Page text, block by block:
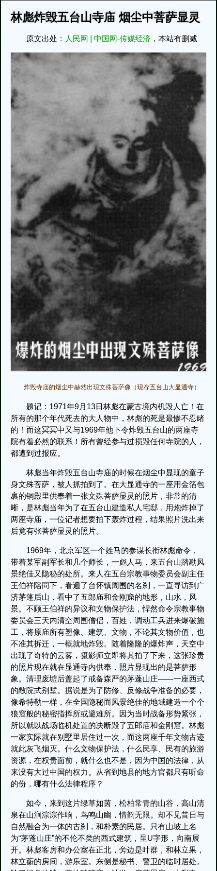
林彪炸毁五台山寺庙 烟尘中菩萨显灵
原文出处： 人民网 | 中国网-传媒经济 ，本站有删减
炸毁寺庙的烟尘中赫然出现文殊菩萨像（现存五台山大显通寺）
题记：1971年9月13日林彪在蒙古境内机毁人亡！在
所有的那个年代死去的大人物中，林彪的死是最惨不忍睹
的！而这冥冥中又与1969年他下令炸毁五台山的两座寺
院有着必然的联系！所有曾经参与过损毁任何寺院的人，
都遭到过报应。
林彪当年炸毁五台山寺庙的时候在烟尘中显现的童子
身文殊菩萨，被人抓拍到了。在大显通寺的一座用金箔包
裹的铜殿里供奉着一张文殊菩萨显灵的照片，非常的清
晰，是林彪当年为了在五台山建造私人宅邸，用炮炸掉了
两座寺庙，一位记者想要拍下轰炸过程，结果照片洗出来
后竟有张菩萨显灵的照片。
1969年，北京军区一个姓马的参谋长衔林彪命令，
带着某军副军长和几个师长，一彪人马，来五台山踏勘风
景绝佳又隐秘的处所。来人在五台宗教事物委员会副主任
王伯祥陪同下，看遍了台怀镇周围的名刹，一直寻访到广
济茅蓬后山，看中了五郎庙和金刚窟的地形，山水，风
景。不顾王伯祥的异议和文物保护法，悍然命令宗教事物
委员会三天内清空周围僧侣，百姓，调动工兵进来爆破施
工，将原庙所有塑像、建筑、文物，不论其文物价值，也
不准其拆迁，一概就地炸毁。随着隆隆的爆炸声，天空中
出现了奇特的云雾，摄影师立即将其拍了下来，这张珍贵
的照片现在就在显通寺内供奉，照片显现出的是菩萨形
象。清理废墟后盖起了戒备森严的茅蓬山庄——一座西式
的敞院式别墅。据说是为了防修、反修战争准备的必要，
像希特勒一样，在全国隐秘而风景绝佳的地域建造一个个
狼窟般的秘密指挥所或避难所。因为当时战备形势紧张，
所以就以战场临机处置的决断毁了五郎庙和金刚窟。林彪
一家实际就在别墅里居住过一次，而这两座千年文物古迹
就此灰飞烟灭。什么文物保护法，什么民享、民有的旅游
资源，在权贵面前，就什么也不是，因为中国的法律，从
来没有大过中国的权力。从省到地县的地方官都只有听命
的份，哪有什么法律程序？
如今，来到这片绿草如茵，松柏常青的山谷，高山清
泉在山涧淙淙作响，鸟鸣山幽，情韵无限。却不见昔日与
自然融合为一体的古刹，和朴素的民居。只有山坡上名
为“茅蓬山庄”的不伦不类的西式建筑，呈U字形，向南展
开。林彪客房和办公室在正北，旁边是叶群，和林立果，
林立蘅的房间，游乐室。东侧是秘书、警卫的临时居处。